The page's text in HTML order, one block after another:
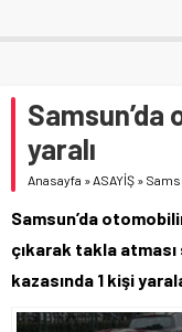
Samsun’da
yaralı
Anasayfa »ASAYİŞ »
Samsun’da
çıkarak takla
kazasında 1 kişi